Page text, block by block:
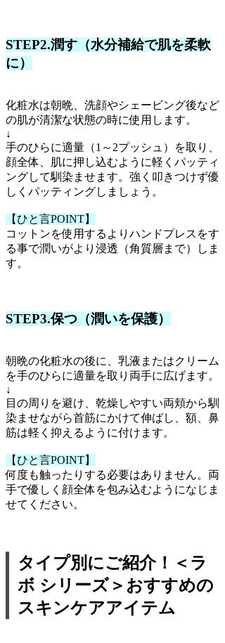
STEP2.潤す（水分補給で肌を柔軟
に）
化粧水は朝晩、洗顔やシェービング後など
の肌が清潔な状態の時に使用します。
↓
手のひらに適量（1～2プッシュ）を取り、
顔全体、肌に押し込むように軽くパッティ
ングして馴染ませます。強く叩きつけず優
しくパッティングしましょう。
【ひと言POINT】
コットンを使用するよりハンドプレスをす
る事で潤いがより浸透（角質層まで）しま
す。
STEP3.保つ（潤いを保護）
朝晩の化粧水の後に、乳液またはクリーム
を手のひらに適量を取り両手に広げます。
↓
目の周りを避け、乾燥しやすい両頬から馴
染ませながら首筋にかけて伸ばし、額、鼻
筋は軽く抑えるように付けます。
【ひと言POINT】
何度も触ったりする必要はありません。両
手で優しく顔全体を包み込むようになじま
せてください。
タイプ別にご紹介！＜ラ
ボ シリーズ＞おすすめの
スキンケアアイテム